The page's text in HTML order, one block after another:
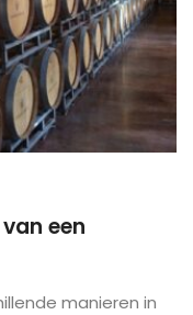
een
manieren in